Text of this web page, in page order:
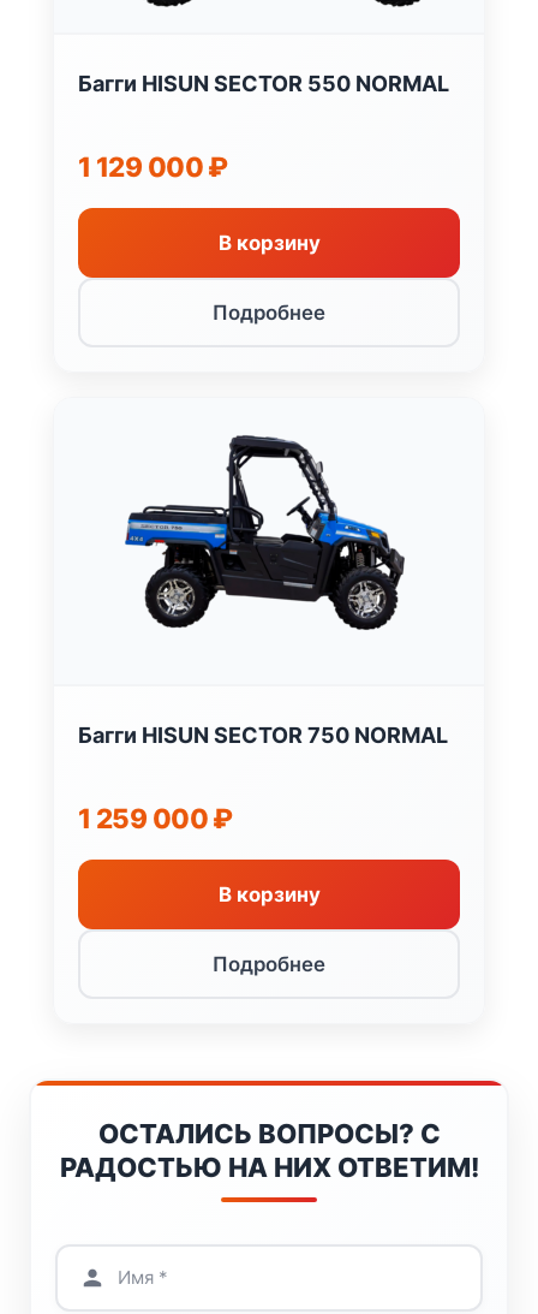
Багги HISUN SECTOR 550 NORMAL
1 129 000₽
В корзину
Подробнее
Багги HISUN SECTOR 750 NORMAL
1 259 000₽
В корзину
Подробнее
ОСТАЛИСЬ ВОПРОСЫ? С
РАДОСТЬЮ НА НИХ ОТВЕТИМ!